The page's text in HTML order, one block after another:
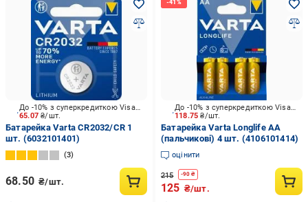
65.07₴/шт.
До -10% з суперкредиткою Visa Вигода
Батарейка Varta CR2032/CR 1
шт. (6032101401)
3
68.50 ₴/шт.
118.75₴/шт.
До -10% з суперкредиткою Visa Вигода
Батарейка Varta Longlife AA
(пальчикові) 4 шт. (4106101414)
оцінити
215 -90 ₴
125 ₴/шт.